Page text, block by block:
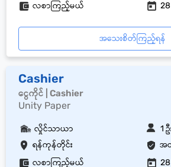
လစာကြည့်မယ်
အသေးစိတ်ကြည့်ရန်
Cashier
ငွေကိုင် | Cashier
Unity Paper
ရန်ကုန်တိုင်း အ
လှိုင်သာယာ 1 ဦ
လစာကြည့်မယ်